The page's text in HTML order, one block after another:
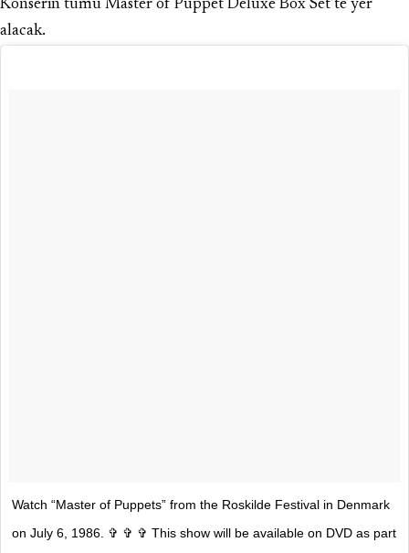
Konserin tümü Master of Puppet Deluxe Box Set’te yer
alacak.
Watch “Master of Puppets” from the Roskilde Festival in Denmark
on July 6, 1986. ✞ ✞ ✞ This show will be available on DVD as part